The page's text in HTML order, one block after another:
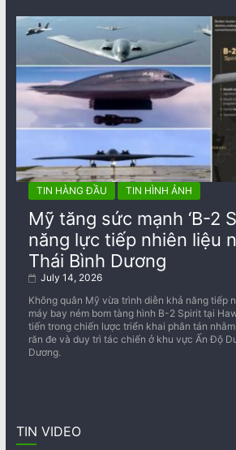
TIN HÀNG ĐẦU TIN HÌNH ẢNH
Mỹ tăng sức mạnh ‘B-2
năng lực tiếp nhiên liệu
Thái Bình Dương
July 14, 2026
Không quân Mỹ vừa trình diễn khả năng tiếp
máy bay ném bom tàng hình B-2 Spirit tại
tiến trong chiến lược triển khai phân tán
răn đe và duy trì tác chiến ở khu vực Ấn Độ
Dương.
TIN VIDEO